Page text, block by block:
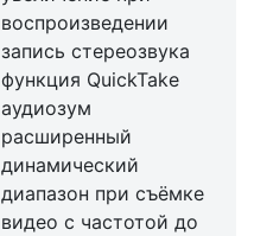
воспроизведении
запись стереозвука
функция QuickTake
аудиозум
расширенный
динамический
диапазон при съёмке
видео с частотой до